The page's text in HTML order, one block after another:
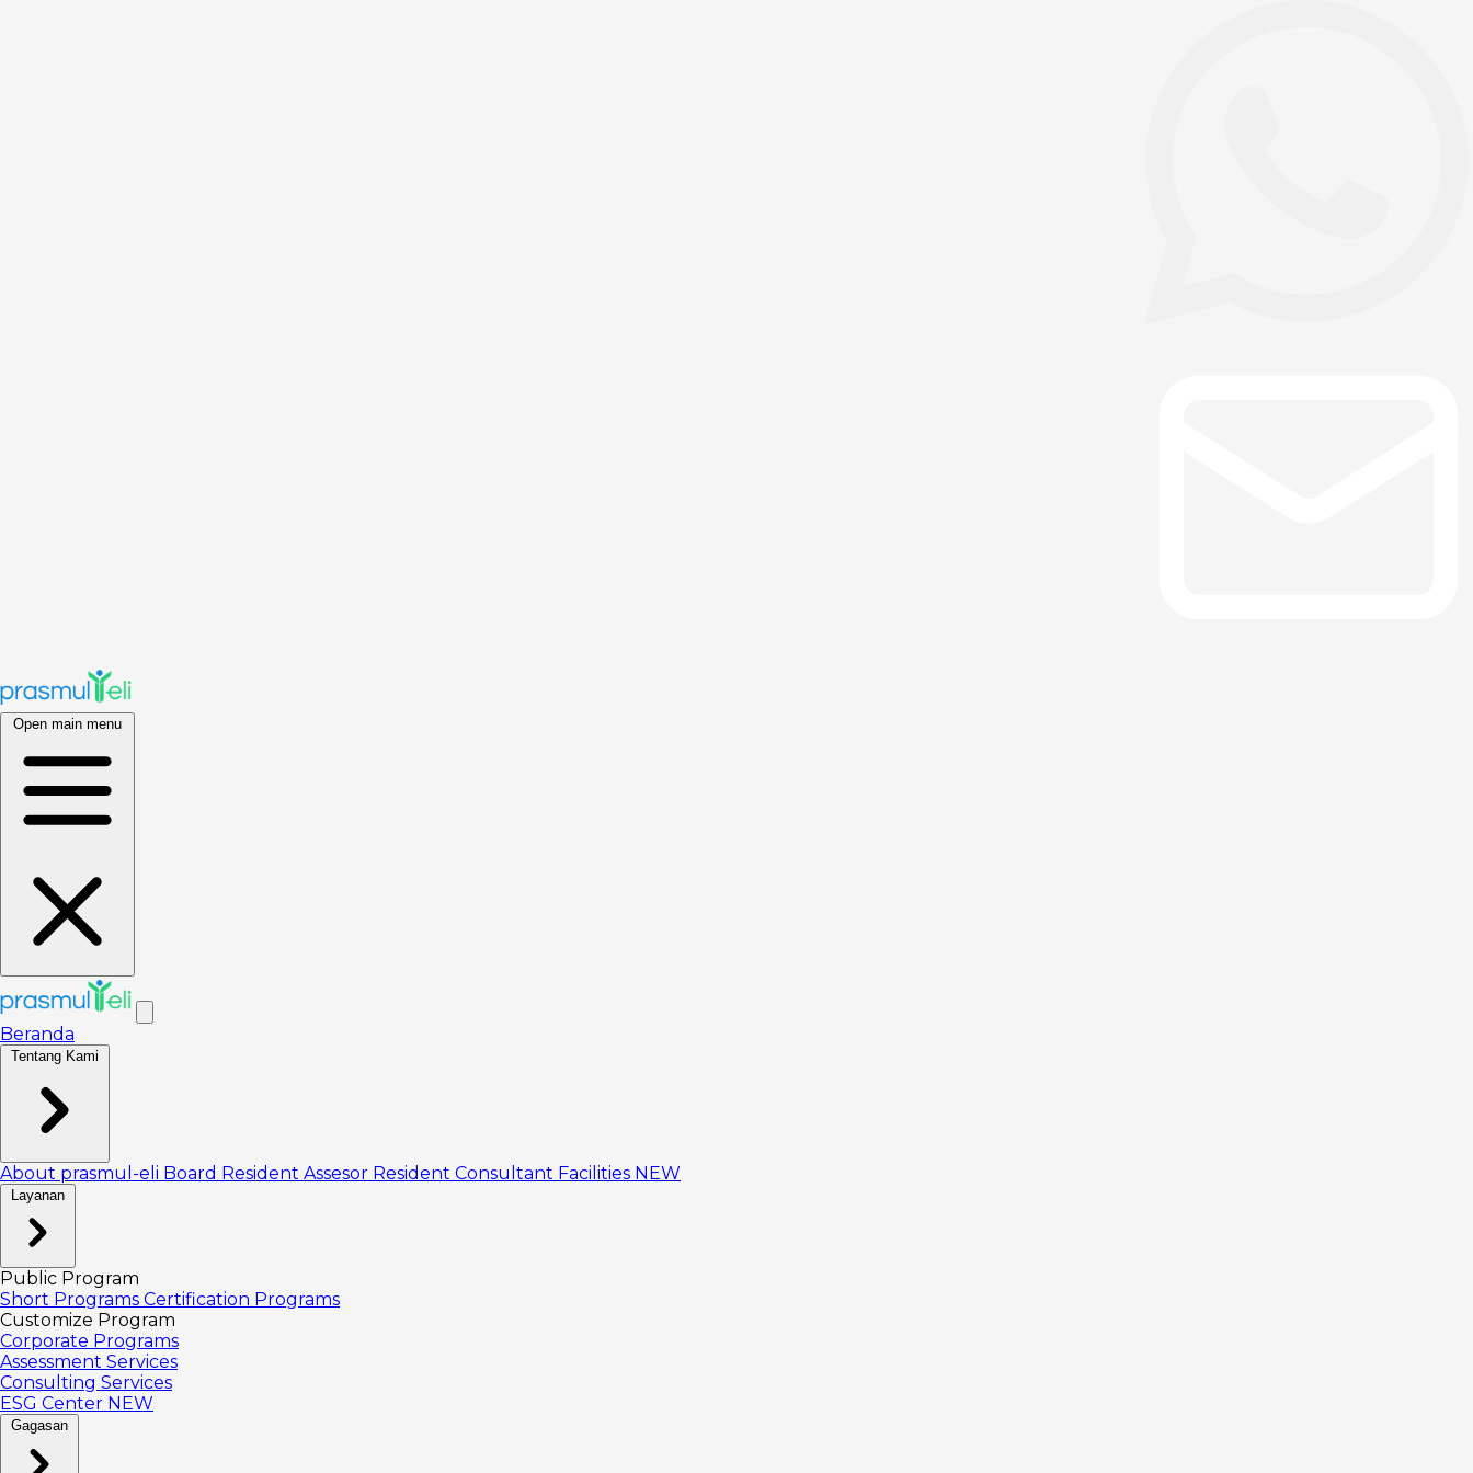
Open main menu
Beranda
Tentang Kami
About prasmul-eli Board Resident Assesor Resident Consultant Facilities NEW
Layanan
Public Program
Short Programs Certification Programs
Customize Program
Corporate Programs
Assessment Services
Consulting Services
ESG Center NEW
Gagasan